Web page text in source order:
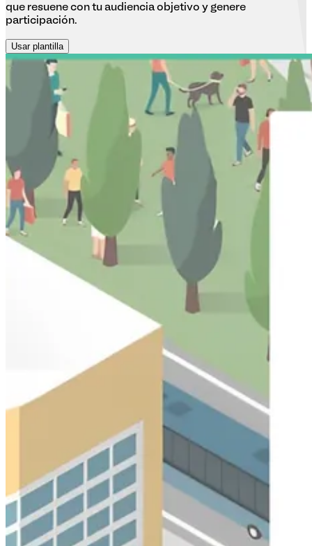
que resuene con tu audiencia objetivo y genere
participación.
Usar plantilla